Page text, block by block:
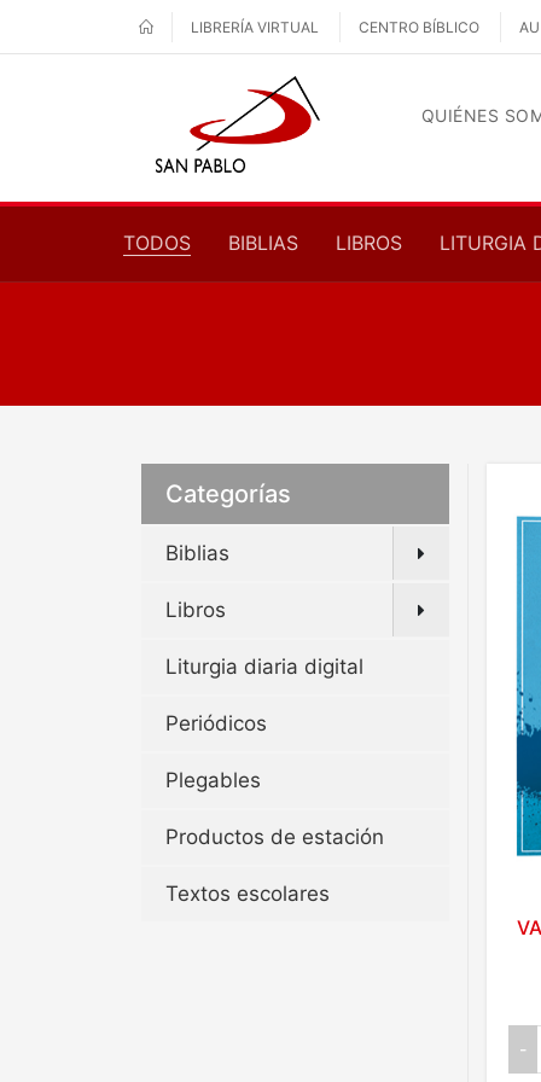
LIBRERÍA VIRTUAL CENTRO BÍBLICO
QUIÉNES
TODOS BIBLIAS LIBROS LITURGIA
Categorías
Biblias
Libros
Liturgia diaria digital
Periódicos
Plegables
Productos de estación
Textos escolares
-